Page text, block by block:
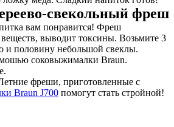
свекольный фреш
вам понравится! Фреш
веществ, выводит токсины. Возьмите 3
и половину небольшой свеклы.
соковыжималки Braun.
фреши, приготовленные с
Braun J700 помогут стать стройной!